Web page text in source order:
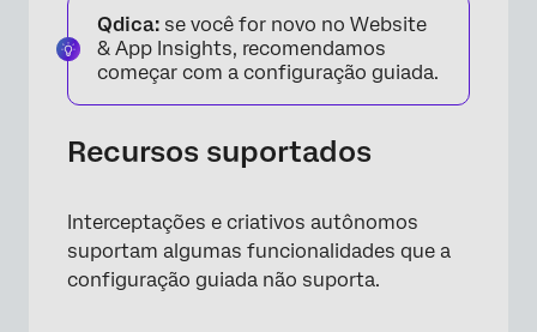
Qdica: se você for novo no Website
& App Insights, recomendamos
começar com a configuração guiada.
Recursos suportados
Interceptações e criativos autônomos
suportam algumas funcionalidades que a
configuração guiada não suporta.